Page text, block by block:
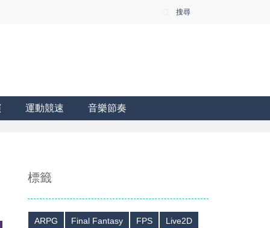
搜尋
運動競速 音樂節奏
標籤
ARPG Final Fantasy FPS
Live2D